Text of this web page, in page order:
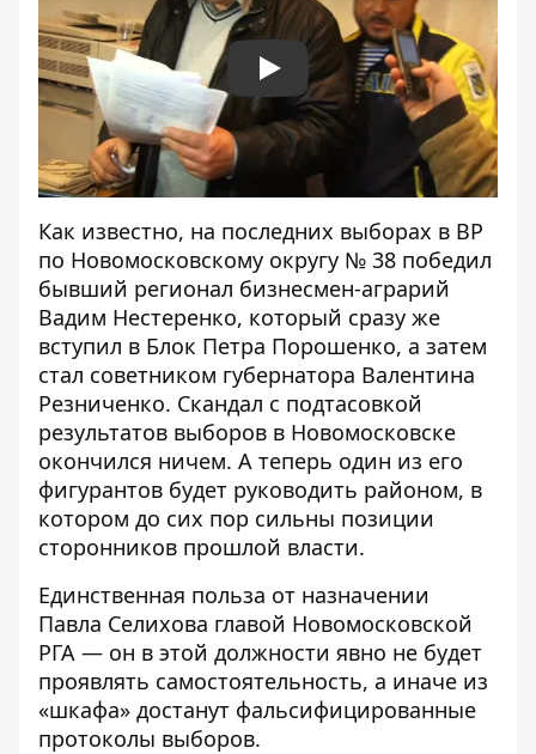
Play
Как известно, на последних выборах в ВР
по Новомосковскому округу № 38 победил
бывший регионал бизнесмен-аграрий
Вадим Нестеренко, который сразу же
вступил в Блок Петра Порошенко, а затем
стал советником губернатора Валентина
Резниченко. Скандал с подтасовкой
результатов выборов в Новомосковске
окончился ничем. А теперь один из его
фигурантов будет руководить районом, в
котором до сих пор сильны позиции
сторонников прошлой власти.
Единственная польза от назначении
Павла Селихова главой Новомосковской
РГА — он в этой должности явно не будет
проявлять самостоятельность, а иначе из
«шкафа» достанут фальсифицированные
протоколы выборов.